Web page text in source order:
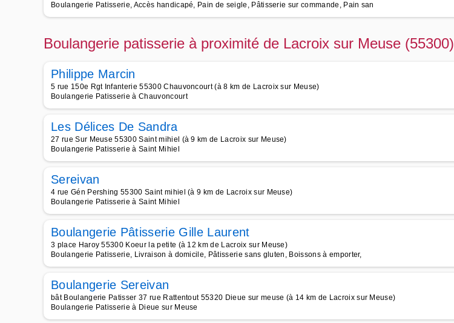
Boulangerie Patisserie, Accès handicapé, Pain de seigle, Pâtisserie sur commande, Pain san
Boulangerie patisserie à proximité de Lacroix sur Meuse (55300)
Philippe Marcin
5 rue 150e Rgt Infanterie 55300 Chauvoncourt (à 8 km de Lacroix sur Meuse)
Boulangerie Patisserie à Chauvoncourt
Les Délices De Sandra
27 rue Sur Meuse 55300 Saint mihiel (à 9 km de Lacroix sur Meuse)
Boulangerie Patisserie à Saint Mihiel
Sereivan
4 rue Gén Pershing 55300 Saint mihiel (à 9 km de Lacroix sur Meuse)
Boulangerie Patisserie à Saint Mihiel
Boulangerie Pâtisserie Gille Laurent
3 place Haroy 55300 Koeur la petite (à 12 km de Lacroix sur Meuse)
Boulangerie Patisserie, Livraison à domicile, Pâtisserie sans gluten, Boissons à emporter,
Boulangerie Sereivan
bât Boulangerie Patisser 37 rue Rattentout 55320 Dieue sur meuse (à 14 km de Lacroix sur Meuse)
Boulangerie Patisserie à Dieue sur Meuse